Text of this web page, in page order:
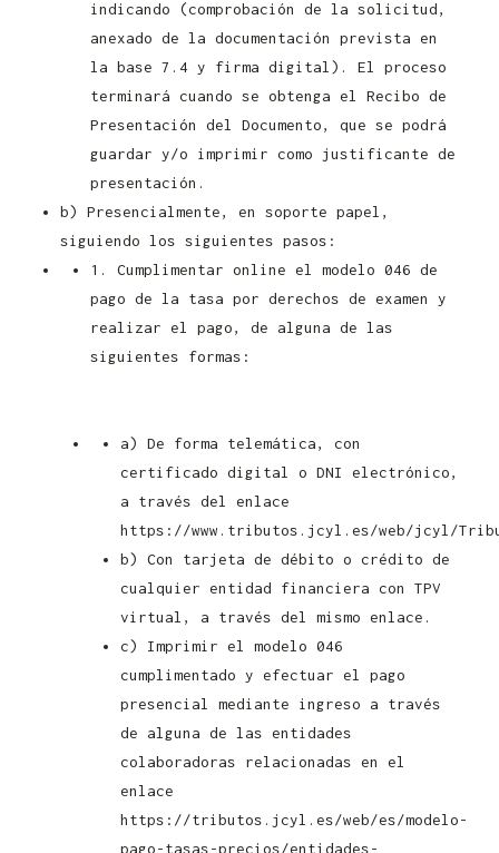
indicando (comprobación de la solicitud,
anexado de la documentación prevista en
la base 7.4 y firma digital). El proceso
terminará cuando se obtenga el Recibo de
Presentación del Documento, que se podrá
guardar y/o imprimir como justificante de
presentación.
b) Presencialmente, en soporte papel,
siguiendo los siguientes pasos:
1. Cumplimentar online el modelo 046 de
pago de la tasa por derechos de examen y
realizar el pago, de alguna de las
siguientes formas:
a) De forma telemática, con
certificado digital o DNI electrónico,
a través del enlace
https://www.tributos.jcyl.es/web/jcyl/
b) Con tarjeta de débito o crédito de
cualquier entidad financiera con TPV
virtual, a través del mismo enlace.
c) Imprimir el modelo 046
cumplimentado y efectuar el pago
presencial mediante ingreso a través
de alguna de las entidades
colaboradoras relacionadas en el
enlace
https://tributos.jcyl.es/web/es/modelo-
pago-tasas-precios/entidades-